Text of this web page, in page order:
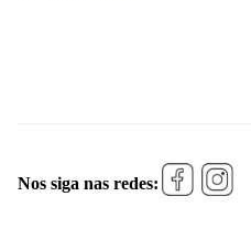
Nos siga nas redes: